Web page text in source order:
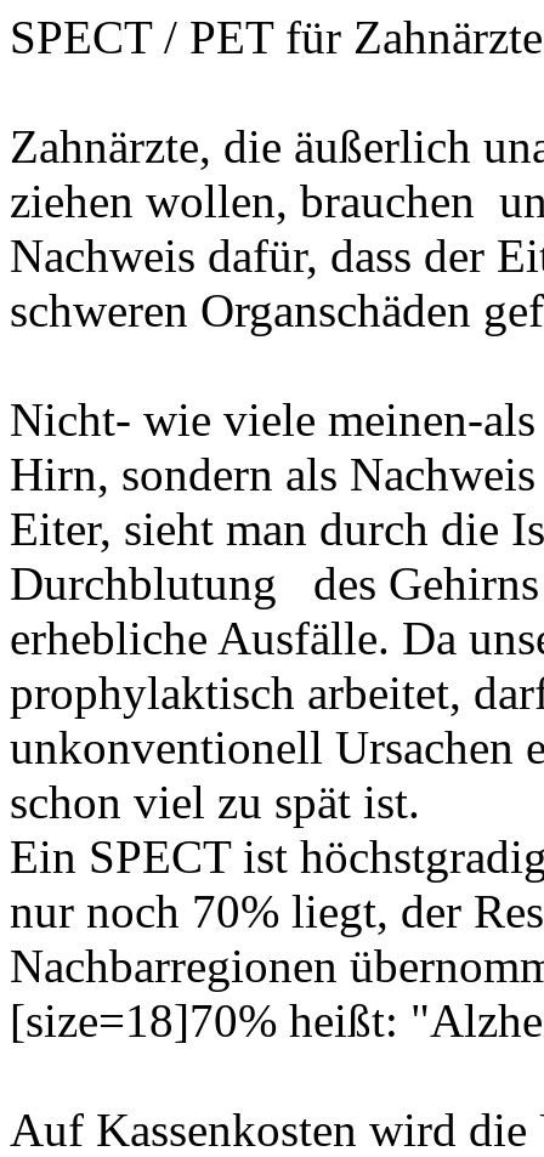
SPECT / PET für
Zahnärzte, die äußerlich
ziehen wollen, brauchen
Nachweis dafür, dass der
schweren Organschäden
Nicht- wie viele meinen-als
Hirn, sondern als
Eiter, sieht man durch die
Durchblutung
des
erhebliche Ausfälle. Da
prophylaktisch arbeitet,
unkonventionell Ursachen
schon viel zu spät ist.
Ein SPECT ist
nur noch 70% liegt, der
Nachbarregionen
[size=18]70% heißt:
Auf Kassenkosten wird